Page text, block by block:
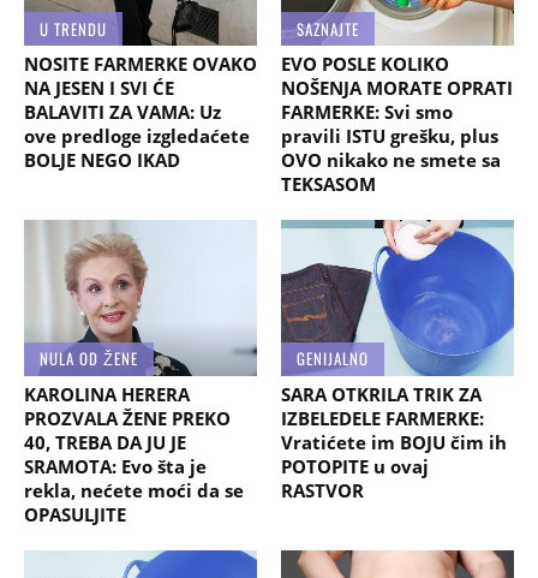
U TRENDU
NOSITE FARMERKE OVAKO
NA JESEN I SVI ĆE
BALAVITI ZA VAMA: Uz
ove predloge izgledaćete
BOLJE NEGO IKAD
SAZNAJTE
EVO POSLE KOLIKO
NOŠENJA MORATE OPRATI
FARMERKE: Svi smo
pravili ISTU grešku, plus
OVO nikako ne smete sa
TEKSASOM
NULA OD ŽENE
KAROLINA HERERA
PROZVALA ŽENE PREKO
40, TREBA DA JU JE
SRAMOTA: Evo šta je
rekla, nećete moći da se
OPASULJITE
GENIJALNO
SARA OTKRILA TRIK ZA
IZBELEDELE FARMERKE:
Vratićete im BOJU čim ih
POTOPITE u ovaj
RASTVOR